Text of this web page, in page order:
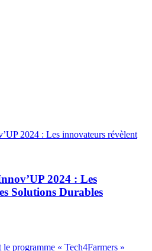
2024 : Les
Solutions Durables